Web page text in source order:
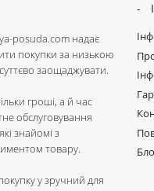
posuda.com надає
покупки за низькою
заощаджувати.
гроші, а й час
обслуговування
знайомі з
товару.
у зручний для